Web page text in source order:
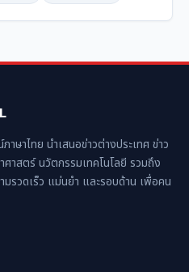
ษาไทย นำเสนอข่าวต่างประเทศ ข่าว
าสตร์ นวัตกรรมเทคโนโลยี รวมถึง
มรวดเร็ว แม่นยำ และรอบด้าน เพื่อคน